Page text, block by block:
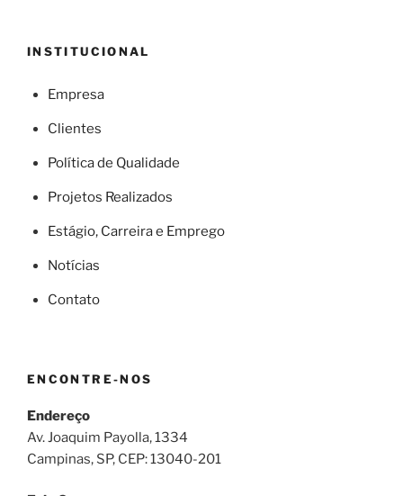
INSTITUCIONAL
Empresa
Clientes
Política de Qualidade
Projetos Realizados
Estágio, Carreira e Emprego
Notícias
Contato
ENCONTRE-NOS
Endereço
Av. Joaquim Payolla, 1334
Campinas, SP, CEP: 13040-201